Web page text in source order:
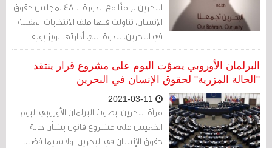
البحرين تزامنًا مع الدورة الـ 48 لمجلس حقوق
الإنسان، تناولت فيها ملف الانتخابات المقبلة
في البحرين.الندوة التي أدارتها لويز بويه،
شارك فيها عدد من الشخصيات من بينهم
رئيس مؤسسة القرن القادم NCF، ويليام
موريس، والنائب السابق عن جمعية الوفاق
الوطني الإسلامية المهندس علي الأسود،
والسفير في الأمم المتحدة هيثم أبو سعيد.
البرلمان الأوروبي يصوّت اليوم على مشروع قرار ينتقد
"الحالة المزرية" لحقوق الإنسان في البحرين
مرآة البحرين: يصوت البرلمان الأوروبي اليوم
الخميس على مشروع قانون بشأن حالة
حقوق الإنسان في البحرين، ولا سيما قضايا